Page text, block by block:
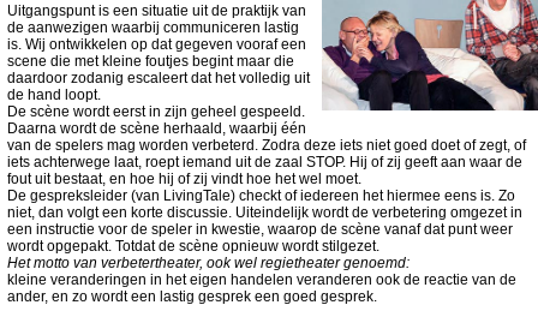
Uitgangspunt is een situatie uit de praktijk van
de aanwezigen waarbij communiceren lastig
is. Wij ontwikkelen op dat gegeven vooraf een
scene die met kleine foutjes begint maar die
daardoor zodanig escaleert dat het volledig uit
de hand loopt.
De scène wordt eerst in zijn geheel gespeeld.
Daarna wordt de scène herhaald, waarbij één
van de spelers mag worden verbeterd. Zodra deze iets niet goed doet of zegt, of
iets achterwege laat, roept iemand uit de zaal STOP. Hij of zij geeft aan waar de
fout uit bestaat, en hoe hij of zij vindt hoe het wel moet.
De gespreksleider (van LivingTale) checkt of iedereen het hiermee eens is. Zo
niet, dan volgt een korte discussie. Uiteindelijk wordt de verbetering omgezet in
een instructie voor de speler in kwestie, waarop de scène vanaf dat punt weer
wordt opgepakt. Totdat de scène opnieuw wordt stilgezet.
Het motto van verbetertheater, ook wel regietheater genoemd:
kleine veranderingen in het eigen handelen veranderen ook de reactie van de
ander, en zo wordt een lastig gesprek een goed gesprek.